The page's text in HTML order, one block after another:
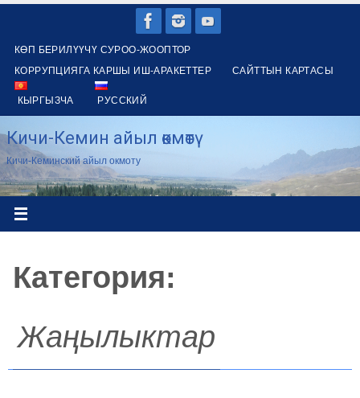
contentКӨП БЕРИЛҮҮЧҮ СУРОО-ЖООПТОР
КОРРУПЦИЯГА КАРШЫ ИШ-АРАКЕТТЕР
САЙТТЫН КАРТАСЫ
КЫРГЫЗЧА РУССКИЙ
Кичи-Кемин айыл өкмөтү
Кичи-Кеминский айыл окмоту
Категория:
Жаңылыктар